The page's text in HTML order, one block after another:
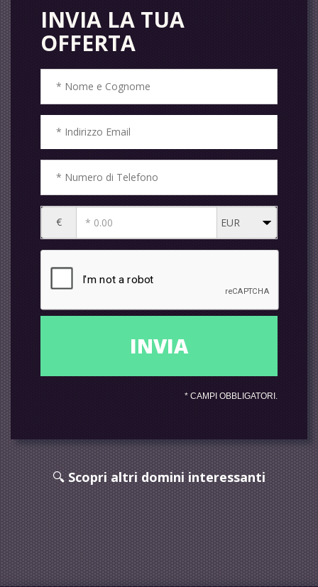
INVIA LA TUA
OFFERTA
€
* CAMPI OBBLIGATORI.
🔍Scopri altri domini interessanti